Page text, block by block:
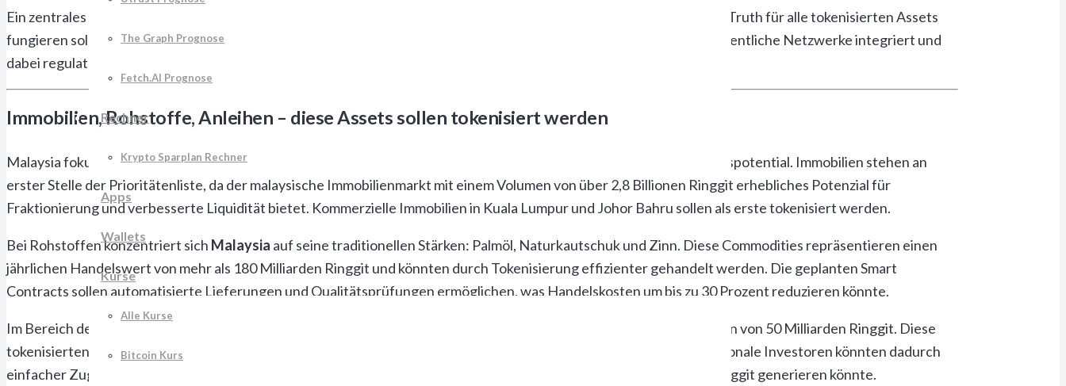
The Graph Prognose
Fetch.AI Prognose
Rechner
Krypto Sparplan Rechner
Apps
Wallets
Kurse
Alle Kurse
Bitcoin Kurs
Ein zentrales Element der Roadmap ist die Etablierung einer nationalen Digital Asset Registry, die als Single Source of Truth für alle tokenisierten Assets
fungieren soll. Diese Registry wird auf einer hybriden Blockchain-Architektur basieren, die sowohl private als auch öffentliche Netzwerke integriert und
dabei regulatorische Anforderungen erfüllt.
Immobilien, Rohstoffe, Anleihen – diese Assets sollen tokenisiert werden
Malaysia fokussiert sich strategisch auf drei Hauptkategorien von
mit besonders hohem Liquiditätspotential. Immobilien stehen an
erster Stelle der Prioritätenliste, da der malaysische Immobilienmarkt mit einem Volumen von über 2,8 Billionen Ringgit erhebliches Potenzial für
Fraktionierung und verbesserte Liquidität bietet. Kommerzielle Immobilien in Kuala Lumpur und Johor Bahru sollen als erste tokenisiert werden.
Bei Rohstoffen konzentriert sich Malaysia auf seine traditionellen Stärken: Palmöl, Naturkautschuk und Zinn. Diese Commodities repräsentieren einen
jährlichen Handelswert von mehr als 180 Milliarden Ringgit und könnten durch Tokenisierung effizienter gehandelt werden. Die geplanten Smart
Contracts sollen automatisierte Lieferungen und Qualitätsprüfungen ermöglichen, was Handelskosten um bis zu 30 Prozent reduzieren könnte.
Im Bereich der Staatsanleihen plant Malaysia die Tokenisierung von Government Securities mit einem initialen Volumen von 50 Milliarden Ringgit. Diese
tokenisierten Bonds sollen 24/7-Handel ermöglichen und die Sekundärmarktliquidität erheblich verbessern. Internationale Investoren könnten dadurch
einfacher Zugang zu malaysischen Staatsanleihen erhalten, was Kapitalzuflüsse von geschätzt 15 bis 20 Milliarden Ringgit generieren könnte.